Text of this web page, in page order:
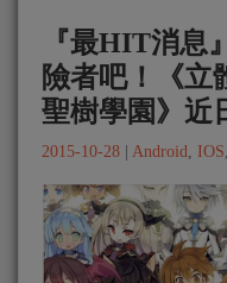
『最HIT消息
險者吧！《立
聖樹學園》近
2015-10-28 | Android IOS